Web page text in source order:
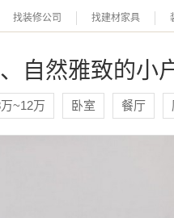
找装修公司 找建材家具
自然雅致的小
~12万 卧室 餐厅